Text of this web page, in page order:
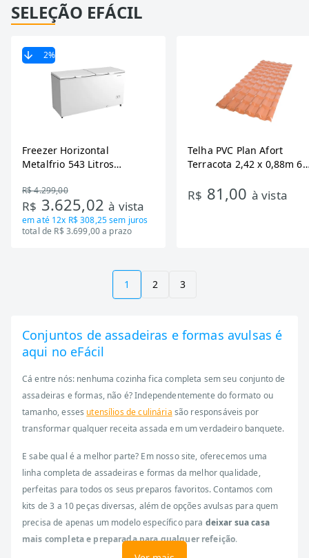
SELEÇÃO EFÁCIL
2%
Freezer Horizontal
Metalfrio 543 Litros
Tecnologia Inverter, Branco,
Bivolt
R$ 4.299,00
R$ 3.625,02à vista
em até 12x R$ 308,25sem juros
total de R$ 3.699,00 a prazo
Telha PVC Plan Afort
Terracota 2,42 x 0,88m 6
R$ 81,00 à vista
1 2 3
Conjuntos de assadeiras e formas avulsas é
aqui no eFácil
Cá entre nós: nenhuma cozinha fica completa sem seu conjunto de
assadeiras e formas, não é? Independentemente do formato ou
tamanho, esses utensílios de culinária são responsáveis por
transformar qualquer receita assada em um verdadeiro banquete.
E sabe qual é a melhor parte? Em nosso site, oferecemos uma
linha completa de assadeiras e formas da melhor qualidade,
perfeitas para todos os seus preparos favoritos. Contamos com
kits de 3 a 10 peças diversas, além de opções avulsas para quem
precisa de apenas um modelo específico para deixar sua casa
mais completa e preparada para qualquer refeição.